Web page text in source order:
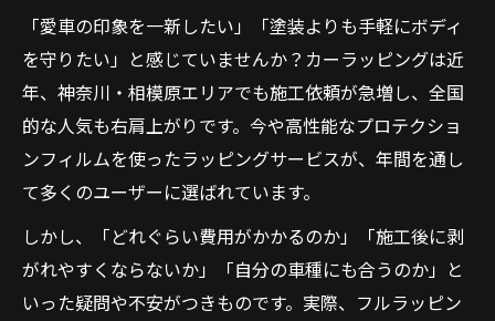
「愛車の印象を一新したい」「塗装よりも手軽にボディ
を守りたい」と感じていませんか？カーラッピングは近
年、神奈川・相模原エリアでも施工依頼が急増し、全国
的な人気も右肩上がりです。今や高性能なプロテクショ
ンフィルムを使ったラッピングサービスが、年間を通し
て多くのユーザーに選ばれています。
しかし、「どれぐらい費用がかかるのか」「施工後に剥
がれやすくならないか」「自分の車種にも合うのか」と
いった疑問や不安がつきものです。実際、フルラッピン